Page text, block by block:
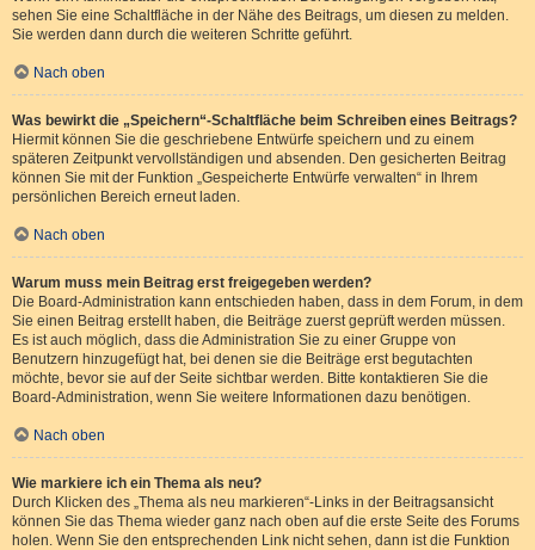
sehen Sie eine Schaltfläche in der Nähe des Beitrags, um diesen zu melden.
Sie werden dann durch die weiteren Schritte geführt.
Nach oben
Was bewirkt die „Speichern“-Schaltfläche beim Schreiben eines Beitrags?
Hiermit können Sie die geschriebene Entwürfe speichern und zu einem
späteren Zeitpunkt vervollständigen und absenden. Den gesicherten Beitrag
können Sie mit der Funktion „Gespeicherte Entwürfe verwalten“ in Ihrem
persönlichen Bereich erneut laden.
Nach oben
Warum muss mein Beitrag erst freigegeben werden?
Die Board-Administration kann entschieden haben, dass in dem Forum, in dem
Sie einen Beitrag erstellt haben, die Beiträge zuerst geprüft werden müssen.
Es ist auch möglich, dass die Administration Sie zu einer Gruppe von
Benutzern hinzugefügt hat, bei denen sie die Beiträge erst begutachten
möchte, bevor sie auf der Seite sichtbar werden. Bitte kontaktieren Sie die
Board-Administration, wenn Sie weitere Informationen dazu benötigen.
Nach oben
Wie markiere ich ein Thema als neu?
Durch Klicken des „Thema als neu markieren“-Links in der Beitragsansicht
können Sie das Thema wieder ganz nach oben auf die erste Seite des Forums
holen. Wenn Sie den entsprechenden Link nicht sehen, dann ist die Funktion